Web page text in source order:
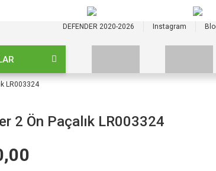
DEFENDER 2020-2026 Instagram
LR003324
2 Ön Paçalık LR003324